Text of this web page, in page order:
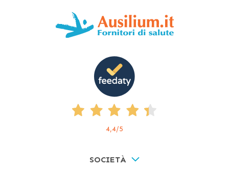
4,4/5
SOCIETÀ